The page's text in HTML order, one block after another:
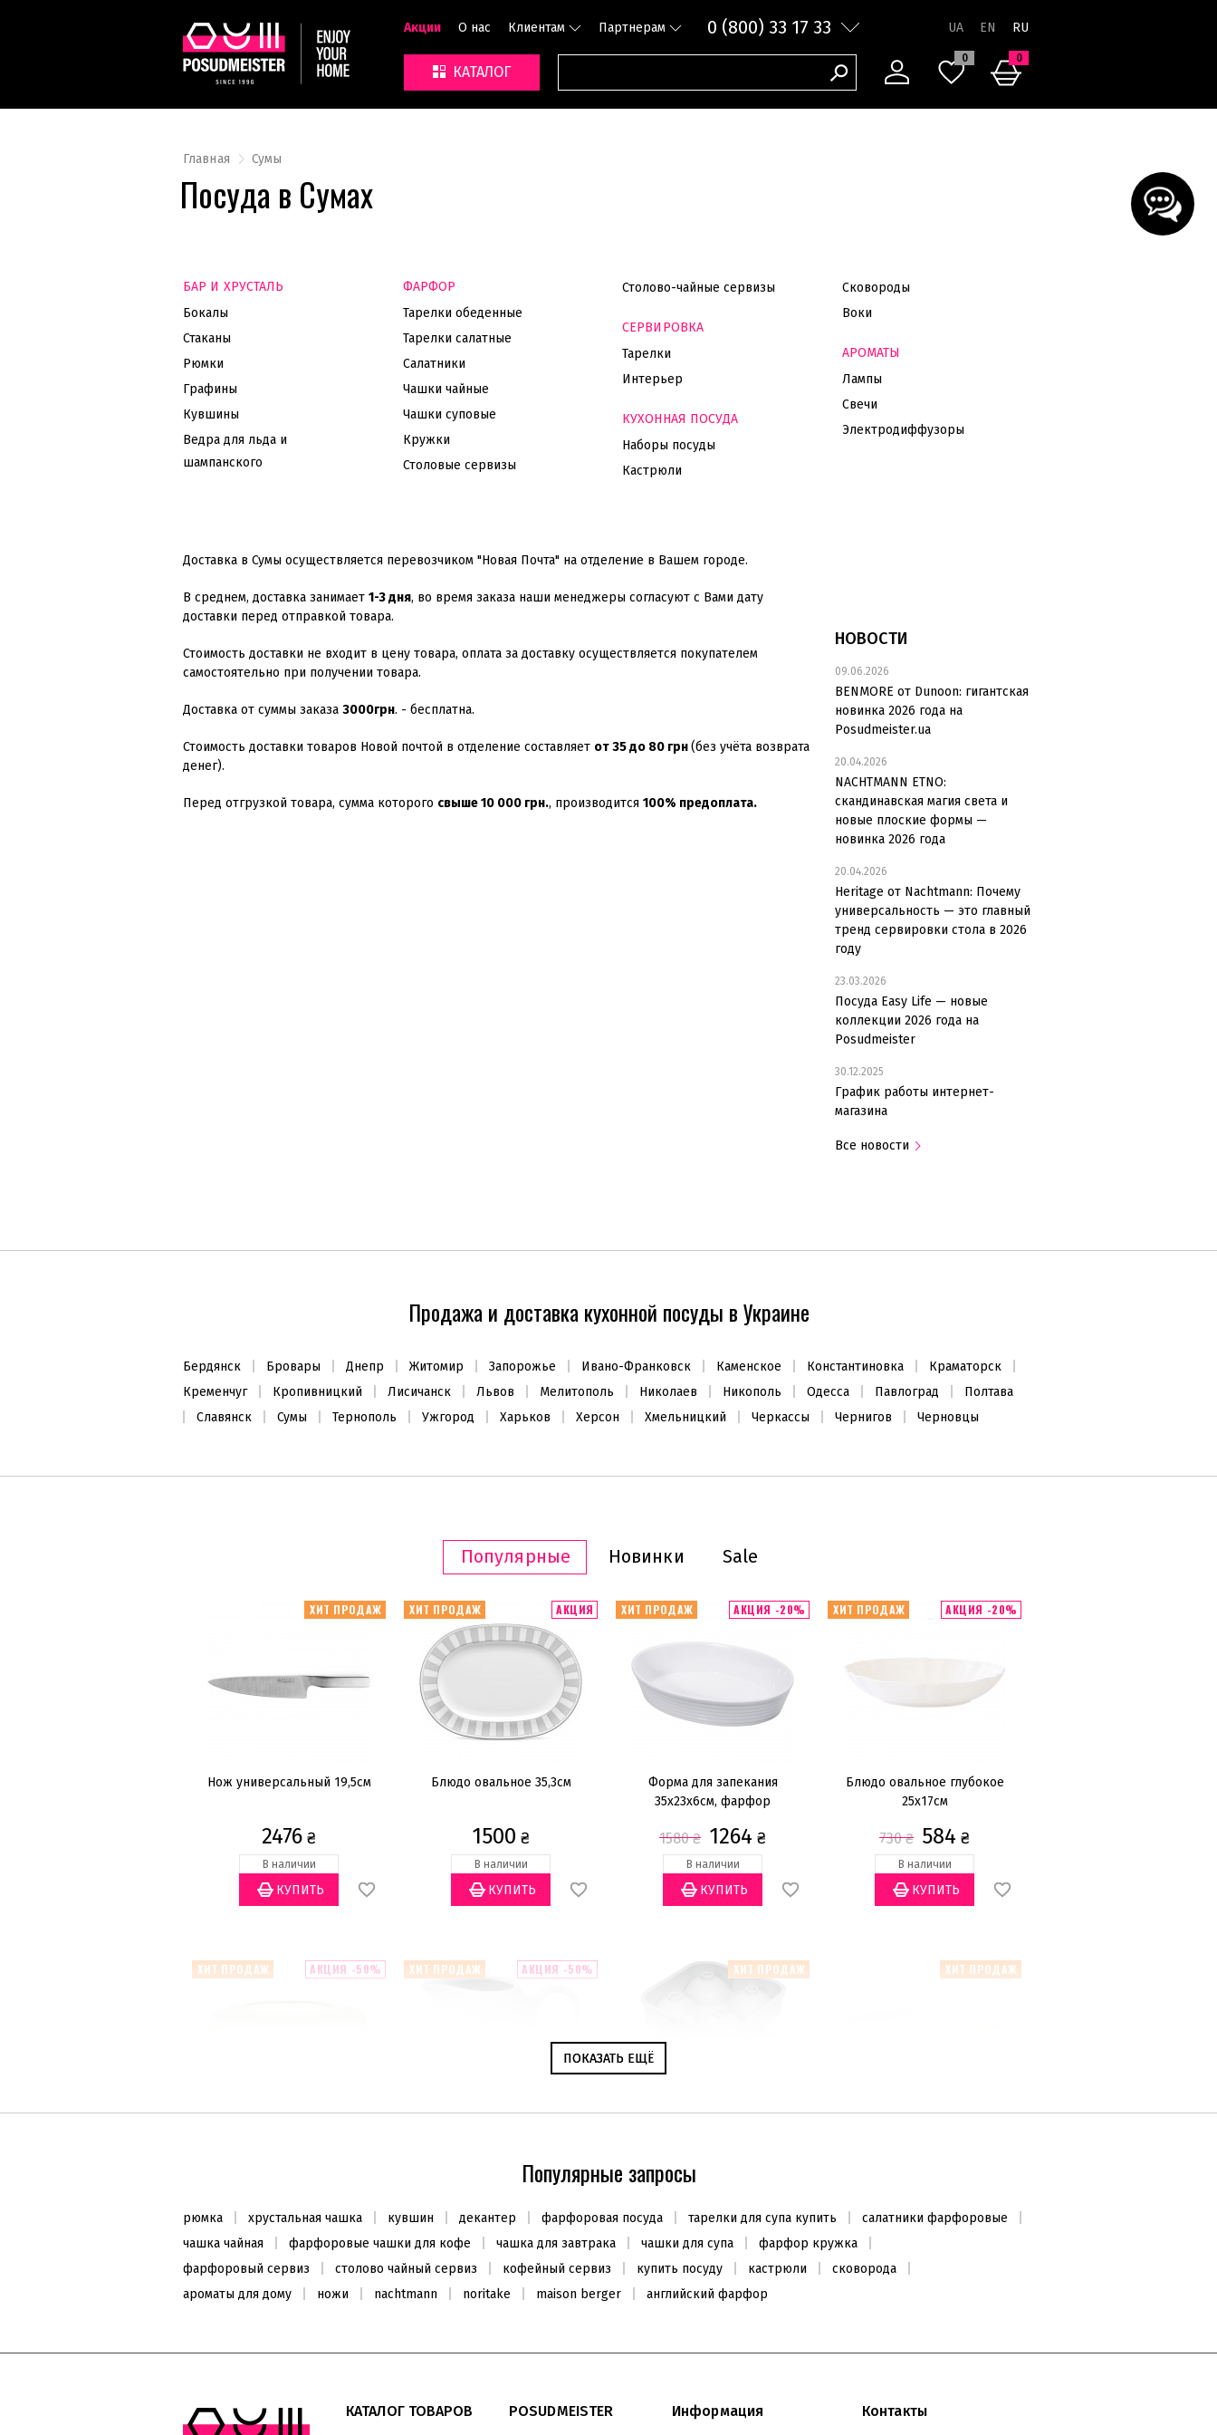
Акции О нас Клиентам Партнерам 0 (800) 33 17 33 RU
КАТАЛОГ
0 0
Главная Сумы
Посуда в Сумах
БАР И ХРУСТАЛЬ
Бокалы
Стаканы
Рюмки
Графины
Кувшины
Ведра для льда и
шампанского
ФАРФОР
Тарелки обеденные
Тарелки салатные
Салатники
Чашки чайные
Чашки суповые
Кружки
Столовые сервизы
Столово-чайные сервизы
СЕРВИРОВКА
Тарелки
Интерьер
КУХОННАЯ ПОСУДА
Наборы посуды
Кастрюли
Сковороды
Воки
АРОМАТЫ
Лампы
Свечи
Электродиффузоры
Доставка в Сумы осуществляется перевозчиком "Новая Почта" на отделение в Вашем городе.
В среднем, доставка занимает 1-3 дня, во время заказа наши менеджеры согласуют с Вами дату
доставки перед отправкой товара.
Стоимость доставки не входит в цену товара, оплата за доставку осуществляется покупателем
самостоятельно при получении товара.
Доставка от суммы заказа 3000грн. - бесплатна.
Стоимость доставки товаров Новой почтой в отделение составляет от 35 до 80 грн(без учёта возврата
денег).
Перед отгрузкой товара, сумма которого свыше 10 000 грн., производится 100% предоплата.
НОВОСТИ
09.06.2026
BENMORE от Dunoon: гигантская
новинка 2026 года на
Posudmeister.ua
20.04.2026
NACHTMANN ETNO:
скандинавская магия света и
новые плоские формы —
новинка 2026 года
20.04.2026
Heritage от Nachtmann: Почему
универсальность — это главный
тренд сервировки стола в 2026
году
23.03.2026
Посуда Easy Life — новые
коллекции 2026 года на
Posudmeister
30.12.2025
График работы интернет-
магазина
Все новости
Продажа и доставка кухонной посуды в Украине
Бердянск Бровары Днепр Житомир Запорожье Ивано-Франковск Каменское Константиновка
Краматорск
Кременчуг
Кропивницкий Лисичанск Львов Мелитополь Николаев Никополь Одесса Павлоград
Полтава
Славянск
Сумы Тернополь Ужгород Харьков Херсон Хмельницкий Черкассы Чернигов Черновцы
Популярные Новинки Sale
ХИТ ПРОДАЖ
Нож универсальный 19,5см
2476 ₴
В наличии
ХИТ ПРОДАЖ АКЦИЯ
Блюдо овальное 35,3см
1500 ₴
В наличии
ХИТ ПРОДАЖ АКЦИЯ -20%
Форма для запекания
35х23х6см, фарфор
1580₴ 1264 ₴
В наличии
ХИТ ПРОДАЖ АКЦИЯ -20%
Блюдо овальное глубокое
25х17см
730₴ 584 ₴
В наличии
ХИТ ПРОДАЖ АКЦИЯ -50%
Заканчивается
ХИТ ПРОДАЖ АКЦИЯ -50%
Заканчивается
ХИТ ПРОДАЖ
Заканчивается
ХИТ ПРОДАЖ
Заканчивается
ПОКАЗАТЬ ЕЩЁ
ПОКАЗАТЬ ЕЩЁ
Популярные запросы
рюмка хрустальная чашка кувшин декантер фарфоровая посуда тарелки для супа купить
салатники фарфоровые
чашка чайная
фарфоровые чашки для кофе чашка для завтрака чашки для супа
фарфор кружка
фарфоровый сервиз
столово чайный сервиз кофейный сервиз купить посуду кастрюли
сковорода
ароматы для дому
ножи nachtmann noritake maison berger английский фарфор
КАТАЛОГ ТОВАРОВ POSUDMEISTER Информация Контакты